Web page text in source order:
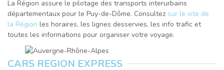
La Région assure le pilotage des transports interurbains
départementaux pour le Puy-de-Dôme. Consultez sur le site de
la Région les horaires, les lignes desservies, les info trafic et
toutes les informations pour organiser votre voyage.
CARS REGION EXPRESS